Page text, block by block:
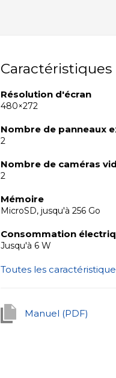
Caractéristiques
Résolution d'écran
480×272
Nombre de panneaux
2
Nombre de caméras
2
Mémoire
MicroSD, jusqu'à 256 Go
Consommation
Jusqu'à 6 W
Toutes les
Manuel (PDF)